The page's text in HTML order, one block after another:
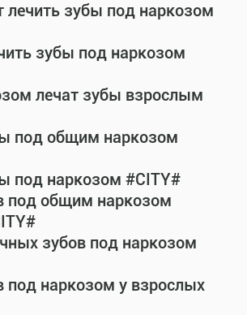
лечить зубы под наркозом
зубы под наркозом
лечат зубы взрослым
под общим наркозом
под наркозом #CITY#
под общим наркозом
зубов под наркозом
под наркозом у взрослых